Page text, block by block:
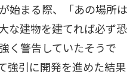
始まる際、「あの場所は
な建物を建てれば必ず恐
く警告していたそうで
強引に開発を進めた結果